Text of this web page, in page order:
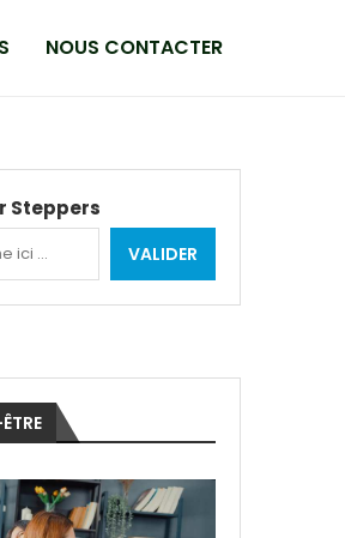
NOUS CONTACTER
Steppers
VALIDER